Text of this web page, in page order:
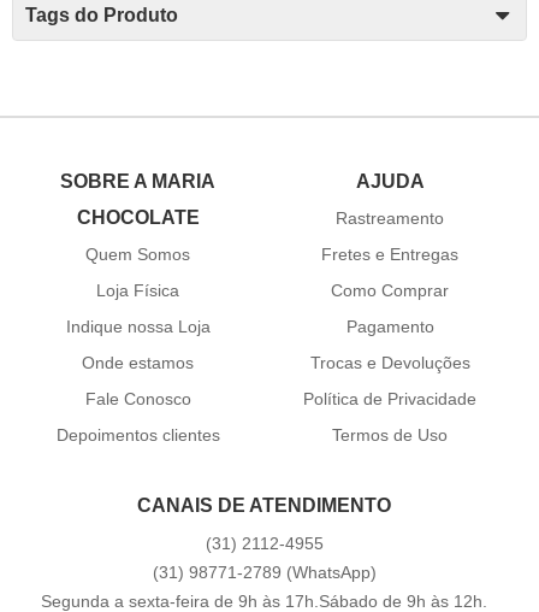
Tags do Produto
SOBRE A MARIA
CHOCOLATE
Quem Somos
Loja Física
Indique nossa Loja
Onde estamos
Fale Conosco
Depoimentos clientes
AJUDA
Rastreamento
Fretes e Entregas
Como Comprar
Pagamento
Trocas e Devoluções
Política de Privacidade
Termos de Uso
CANAIS DE ATENDIMENTO
(31) 2112-4955
(31) 98771-2789 (WhatsApp)
Segunda a sexta-feira de 9h às 17h.Sábado de 9h às 12h.